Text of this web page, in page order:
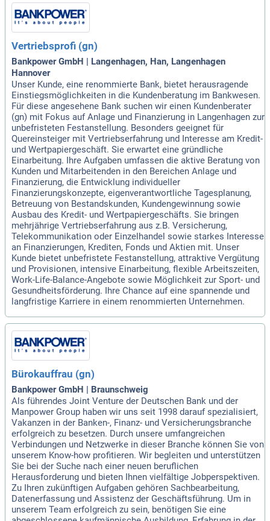
Vertriebsprofi (gn)
Bankpower GmbH | Langenhagen, Han, Langenhagen
Hannover
Unser Kunde, eine renommierte Bank, bietet herausragende
Einstiegsmöglichkeiten in die Kundenberatung im Bankwesen.
Für diese angesehene Bank suchen wir einen Kundenberater
(gn) mit Fokus auf Anlage und Finanzierung in Langenhagen zur
unbefristeten Festanstellung. Besonders geeignet für
Quereinsteiger mit Vertriebserfahrung und Interesse am Kredit-
und Wertpapiergeschäft. Sie erwartet eine gründliche
Einarbeitung. Ihre Aufgaben umfassen die aktive Beratung von
Kunden und Mitarbeitenden in den Bereichen Anlage und
Finanzierung, die Entwicklung individueller
Finanzierungskonzepte, eigenverantwortliche Tagesplanung,
Betreuung von Bestandskunden, Kundengewinnung sowie
Ausbau des Kredit- und Wertpapiergeschäfts. Sie bringen
mehrjährige Vertriebserfahrung aus z.B. Versicherung,
Telekommunikation oder Einzelhandel sowie starkes Interesse
an Finanzierungen, Krediten, Fonds und Aktien mit. Unser
Kunde bietet unbefristete Festanstellung, attraktive Vergütung
und Provisionen, intensive Einarbeitung, flexible Arbeitszeiten,
Work-Life-Balance-Angebote sowie Möglichkeit zur Sport- und
Gesundheitsförderung. Ihre Chance auf eine spannende und
langfristige Karriere in einem renommierten Unternehmen.
Bürokauffrau (gn)
Bankpower GmbH | Braunschweig
Als führendes Joint Venture der Deutschen Bank und der
Manpower Group haben wir uns seit 1998 darauf spezialisiert,
Vakanzen in der Banken-, Finanz- und Versicherungsbranche
erfolgreich zu besetzen. Durch unsere umfangreichen
Verbindungen und Netzwerke in dieser Branche können Sie von
unserem Know-how profitieren. Wir begleiten und unterstützen
Sie bei der Suche nach einer neuen beruflichen
Herausforderung und bieten Ihnen vielfältige Jobperspektiven.
Zu Ihren zukünftigen Aufgaben gehören Sachbearbeitung,
Datenerfassung und Assistenz der Geschäftsführung. Um in
unserem Team erfolgreich zu sein, benötigen Sie eine